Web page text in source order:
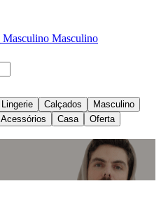
Masculino Masculino
Lingerie Calçados
Masculino
Acessórios Casa Oferta